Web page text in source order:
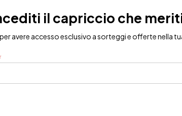
il capriccio che
avere accesso esclusivo a sorteggi e offerte nella